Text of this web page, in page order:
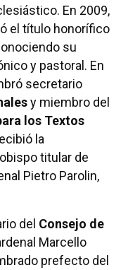
En 2009,
el título honorífico
su
y pastoral. En
secretario
y miembro del
los Textos
la
titular de
Pietro Parolin,
del Consejo de
Marcello
prefecto del